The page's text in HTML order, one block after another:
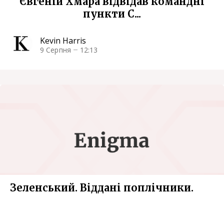
пункти С...
Kevin Harris
9 Серпня 12:13
Зеленський. Віддані поплічники.